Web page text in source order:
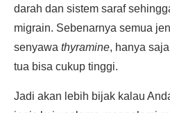
darah dan sistem saraf
migrain. Sebenarnya semua
senyawa thyramine, hanya
tua bisa cukup tinggi.
Jadi akan lebih bijak kalau